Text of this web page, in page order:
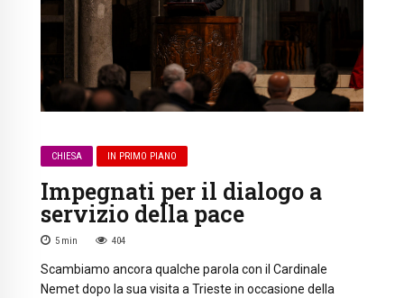
CHIESA IN PRIMO PIANO
Impegnati per il dialogo a
servizio della pace
5 min 404
Scambiamo ancora qualche parola con il Cardinale
Nemet dopo la sua visita a Trieste in occasione della